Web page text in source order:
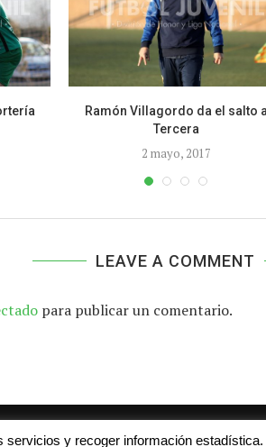
Ramón Villagordo da el salto
Tercera
2 mayo, 2017
LEAVE A COMMENT
para publicar un comentario.
Aviso legal
y recoger información